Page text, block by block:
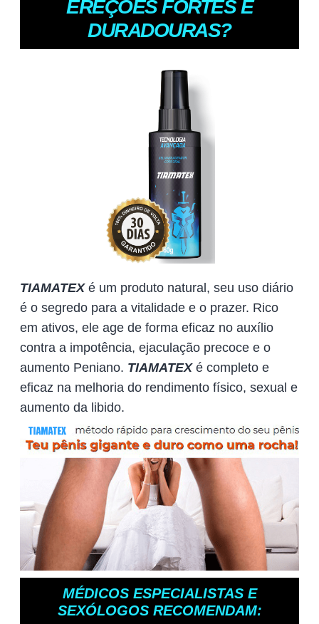
EREÇÕES FORTES E
DURADOURAS?
TIAMATEX é um produto natural, seu uso diário
é o segredo para a vitalidade e o prazer. Rico
em ativos, ele age de forma eficaz no auxílio
contra a impotência, ejaculação precoce e o
aumento Peniano. TIAMATEX é completo e
eficaz na melhoria do rendimento físico, sexual e
aumento da libido.
MÉDICOS ESPECIALISTAS E
SEXÓLOGOS RECOMENDAM: